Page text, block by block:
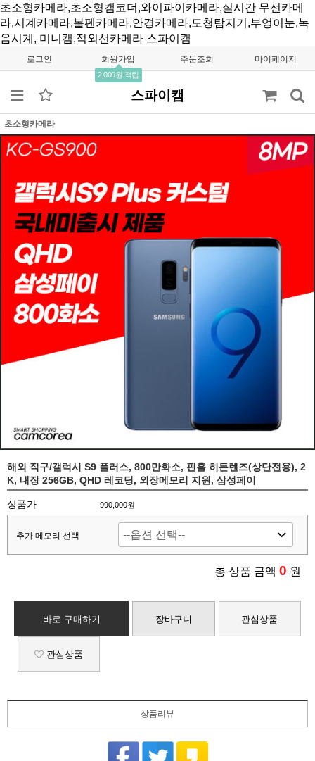
초소형카메라,초소형캠코더,와이파이카메라,실시간 무선카메
라,시계카메라,볼펜카메라,안경카메라,도청탐지기,부엉이눈,녹
음시계, 미니캠,적외선카메라 스파이캠
로그인 회원가입
2,000원 적립
주문조회 마이페이지
스파이캠
초소형카메라
해외 직구/갤럭시 S9 플러스, 800만화소, 핀홀 히든렌즈(상단전용), 2
K, 내장 256GB, QHD 레코딩, 외장메모리 지원, 삼성페이
상품가 990,000원
추가 메모리 선택
총 상품 금액 0 원
바로 구매하기 장바구니 관심상품
관심상품
상품리뷰